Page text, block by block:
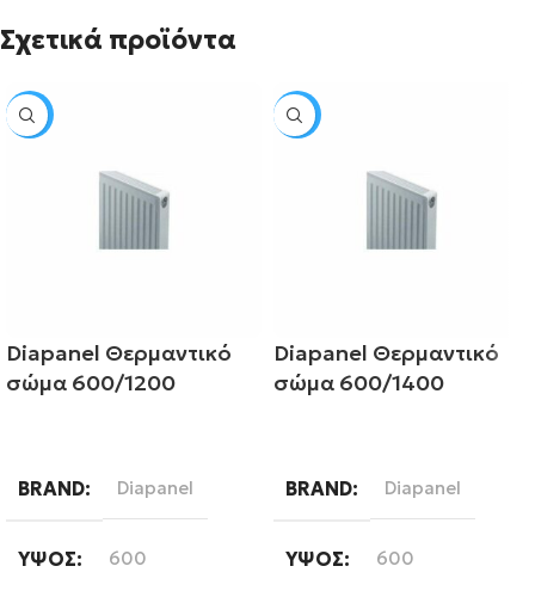
Σχετικά προϊόντα
SALE
Diapanel Θερμαντικό
σώμα 600/1200
BRAND Diapanel
ΎΨΟΣ 600
SALE
Diapanel Θερμαντικό
σώμα 600/1400
BRAND Diapanel
ΎΨΟΣ 600